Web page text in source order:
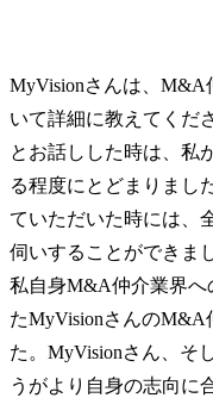
MyVisionさんは、M&A
いて詳細に教えてくだ
とお話しした時は、私
る程度にとどまりまし
ていただいた時には、
伺いすることができま
私自身M&A仲介業界へ
たMyVisionさんのM&A
た。MyVisionさん、そ
うがより自身の志向に